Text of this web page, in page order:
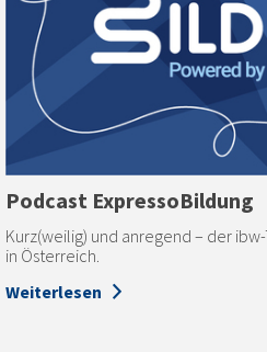
Podcast ExpressoBildung
Kurz(weilig) und anregend – der
in Österreich.
Weiterlesen